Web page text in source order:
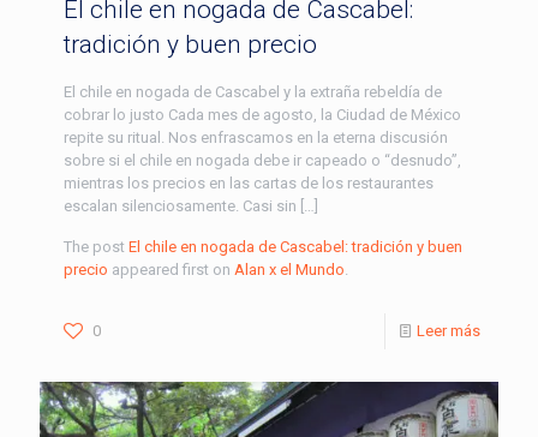
El chile en nogada de Cascabel:
tradición y buen precio
El chile en nogada de Cascabel y la extraña rebeldía de
cobrar lo justo Cada mes de agosto, la Ciudad de México
repite su ritual. Nos enfrascamos en la eterna discusión
sobre si el chile en nogada debe ir capeado o “desnudo”,
mientras los precios en las cartas de los restaurantes
escalan silenciosamente. Casi sin […]
The post El chile en nogada de Cascabel: tradición y buen
precio appeared first on Alan x el Mundo.
0 Leer más